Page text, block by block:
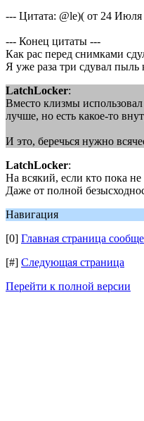
--- Цитата: @le)( от 24
--- Конец цитаты ---
Как рас перед снимками
Я уже раза три сдувал пыль
LatchLocker:
Вместо клизмы
лучше, но есть какое-то
И это, беречься нужно
LatchLocker:
На всякий, если кто пока не
Даже от полной
Навигация
[0] Главная страница
[#] Следующая страница
Перейти к полной версии